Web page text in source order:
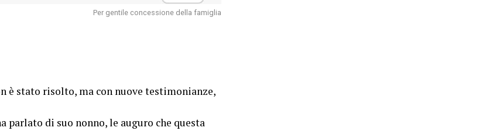
Per gentile concessione della famiglia
è stato risolto, ma con nuove testimonianze,
parlato di suo nonno, le auguro che questa